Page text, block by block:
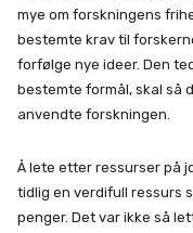
mye om forskningens
bestemte krav til
forfølge nye ideer. Den
bestemte formål, skal så
anvendte forskningen.
Å lete etter ressurser på
tidlig en verdifull ressurs
penger. Det var ikke så